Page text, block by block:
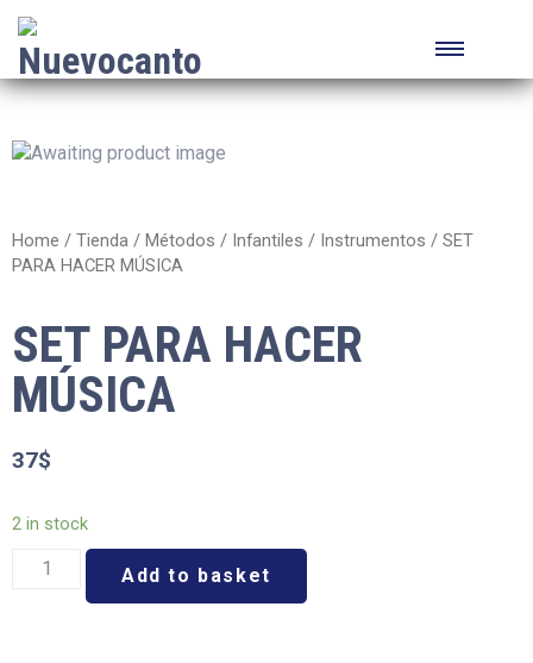
Home / Tienda / Métodos / Infantiles / Instrumentos / SET
PARA HACER MÚSICA
SET PARA HACER
MÚSICA
37$
2 in stock
Add to basket